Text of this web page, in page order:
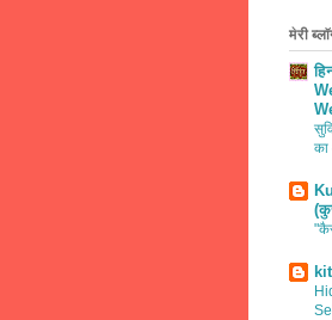
मेरी
का